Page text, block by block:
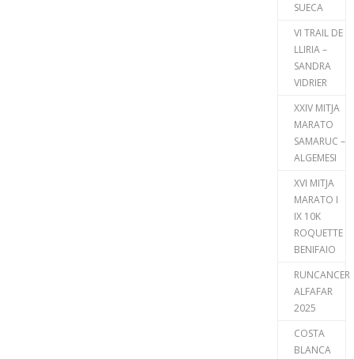
SUECA
VI TRAIL DE
LLIRIA –
SANDRA
VIDRIER
XXIV MITJA
MARATO
SAMARUC –
ALGEMESI
XVI MITJA
MARATO I
IX 10K
ROQUETTE
BENIFAIO
RUNCANCER
ALFAFAR
2025
COSTA
BLANCA